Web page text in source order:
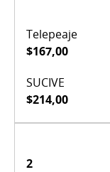
$167,00
$214,00
2